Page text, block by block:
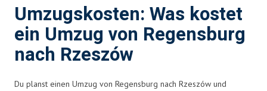
Umzugskosten: Was kostet
ein Umzug von Regensburg
nach Rzeszów
Du planst einen Umzug von Regensburg nach Rzeszów und